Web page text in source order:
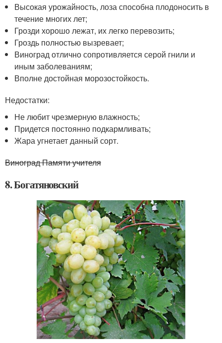
Высокая урожайность, лоза способна плодоносить в
течение многих лет;
Грозди хорошо лежат, их легко перевозить;
Гроздь полностью вызревает;
Виноград отлично сопротивляется серой гнили и
иным заболеваниям;
Вполне достойная морозостойкость.
Недостатки:
Не любит чрезмерную влажность;
Придется постоянно подкармливать;
Жара угнетает данный сорт.
Виноград Памяти учителя
8. Богатяновский